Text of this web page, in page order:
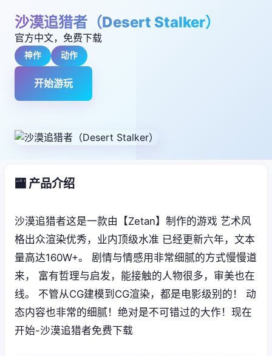
沙漠追猎者（Desert Stalker）
官方中文，免费下载
神作 动作
开始游玩
🏧 产品介绍
沙漠追猎者这是一款由【Zetan】制作的游戏 艺术风
格出众渲染优秀，业内顶级水准 已经更新六年，文本
量高达160W+。 剧情与情感用非常细腻的方式慢慢道
来， 富有哲理与启发，能接触的人物很多，审美也在
线。 不管从CG建模到CG渲染，都是电影级别的！ 动
态内容也非常的细腻！绝对是不可错过的大作！现在
开始-沙漠追猎者免费下载